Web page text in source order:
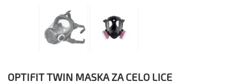
OPTIFIT TWIN MASKA ZA CELO LICE